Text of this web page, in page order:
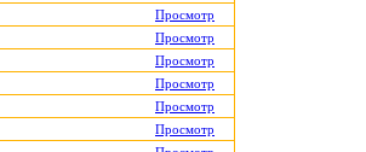
Просмотр
Просмотр
Просмотр
Просмотр
Просмотр
Просмотр